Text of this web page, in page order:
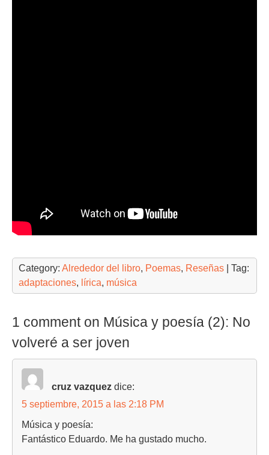
Category: Alrededor del libro, Poemas, Reseñas | Tag:
adaptaciones, lírica, música
1 comment on Música y poesía (2): No
volveré a ser joven
cruz vazquez dice:
5 septiembre, 2015 a las 2:18 PM
Música y poesía:
Fantástico Eduardo. Me ha gustado mucho.